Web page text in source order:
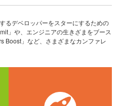
るデベロッパーをスターにするための
」や、エンジニアの生きざまをブース
Boost」など、さまざまなカンファレ